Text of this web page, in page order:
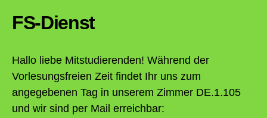
FS-Dienst
Hallo liebe Mitstudierenden! Während der
Vorlesungsfreien Zeit findet Ihr uns zum
angegebenen Tag in unserem Zimmer DE.1.105
und wir sind per Mail erreichbar: